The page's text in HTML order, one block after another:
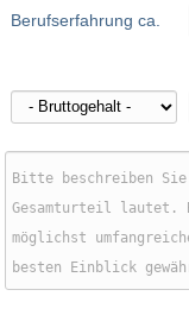
Berufserfahrung ca.